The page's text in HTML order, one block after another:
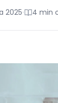
2025• 4 min